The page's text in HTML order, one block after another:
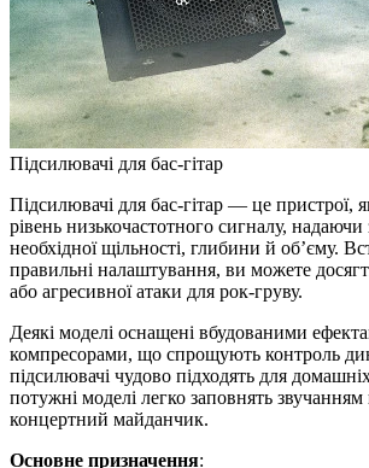
Підсилювачі для бас-гітар
Підсилювачі для бас-гітар — це пристрої,
рівень низькочастотного сигналу,
необхідної щільності, глибини й об’єму.
правильні налаштування, ви можете
або агресивної атаки для рок-груву.
Деякі моделі оснащені вбудованими
компресорами, що спрощують контроль
підсилювачі чудово підходять для
потужні моделі легко заповнять
концертний майданчик.
Основне призначення: